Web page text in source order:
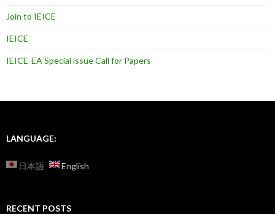
Join to IEICE
IEICE
IEICE-EA Special issue Call for Papers
LANGUAGE:
日本語 English
RECENT POSTS